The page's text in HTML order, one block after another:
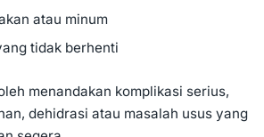
atau minum
tidak berhenti
menandakan komplikasi serius,
dehidrasi atau masalah usus yang